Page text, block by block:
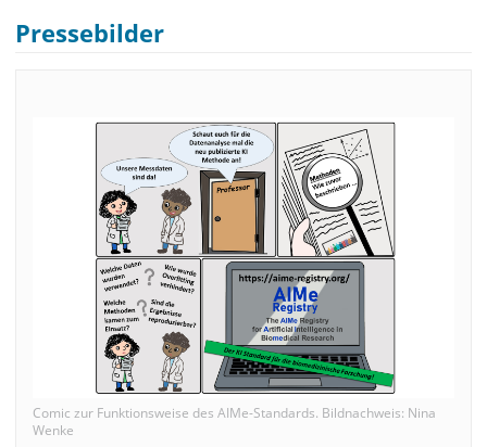
Pressebilder
Comic zur Funktionsweise des AIMe-Standards. Bildnachweis: Nina
Wenke